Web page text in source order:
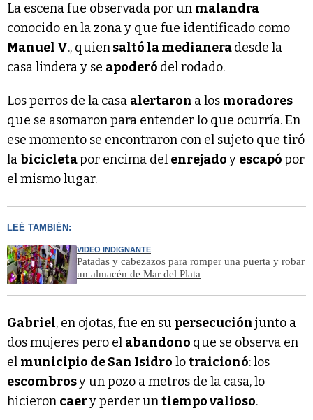
La escena fue observada por un malandra
conocido en la zona y que fue identificado como
Manuel V., quiensaltó la medianeradesde la
casa lindera y se apoderó del rodado.
Los perros de la casa alertaron a los moradores
que se asomaron para entender lo que ocurría. En
ese momento se encontraron con el sujeto que tiró
labicicletapor encima del enrejadoy escapópor
el mismo lugar.
LEÉ TAMBIÉN:
VIDEO INDIGNANTE
Patadas y cabezazos para romper una puerta y robar
un almacén de Mar del Plata
Gabriel, en ojotas, fue en su persecuciónjunto a
dos mujeres pero el abandono que se observa en
el municipio de San Isidro lotraicionó: los
escombrosy un pozo a metros de la casa, lo
hicieron caery perder untiempo valioso.